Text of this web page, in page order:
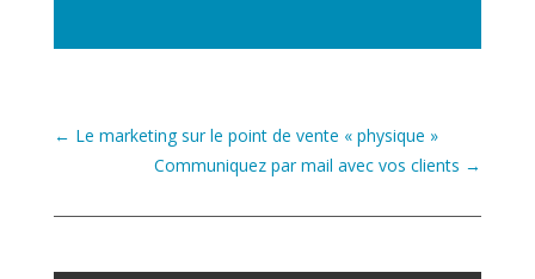
← Le marketing sur le point de vente « physique »
Communiquez par mail avec vos clients →